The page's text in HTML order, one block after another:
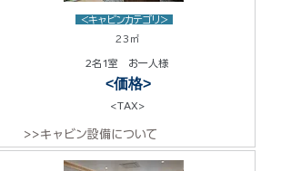
<キャビンカテゴリ>
23㎡
2名1室 お一人様
<価格>
<TAX>
>>キャビン設備について